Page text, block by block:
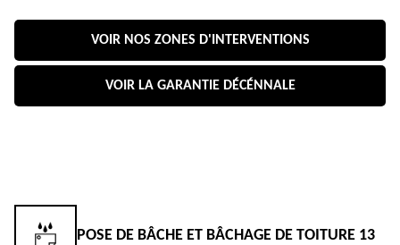
VOIR NOS ZONES D'INTERVENTIONS
VOIR LA GARANTIE DÉCÉNNALE
POSE DE BÂCHE ET BÂCHAGE DE TOITURE 13